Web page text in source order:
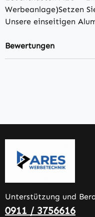
Werbeanlage)Setzen
Unsere einseitigen
Bewertungen
Unterstützung und
0911 / 3756616